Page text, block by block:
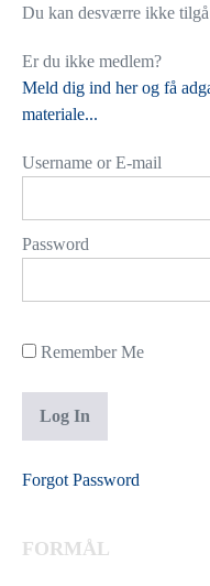
Du kan desværre ikke
Er du ikke medlem?
Meld dig ind her og få
materiale...
Username or E-mail
Password
Remember Me
Forgot Password
FORMÅL